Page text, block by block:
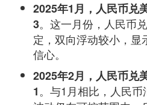
2025年1月，人民币兑
3。这一月份，人民币
定，双向浮动较小，显
信心。
2025年2月，人民币兑
1。与1月相比，人民